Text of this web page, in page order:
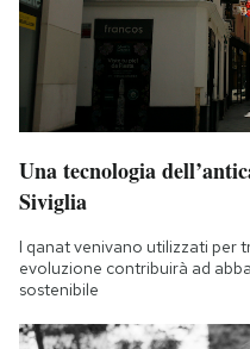
Una tecnologia
Siviglia
I qanat venivano utilizzati per
evoluzione contribuirà ad
sostenibile